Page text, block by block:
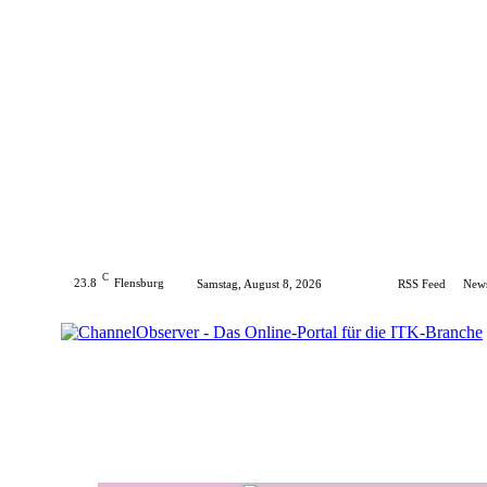
23.8 C Flensburg Samstag, August 8, 2026 RSS Feed